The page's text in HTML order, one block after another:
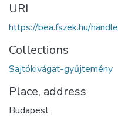
URI
https://bea.fszek.hu/
Collections
Sajtókivágat-gyűjtemény
Place, address
Budapest